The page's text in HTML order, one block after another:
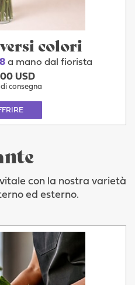
colori
a mano dal fiorista
USD
di consegna
con la nostra varietà
ed esterno.